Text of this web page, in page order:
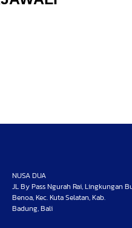
NUSA DUA
JL By Pass Ngurah Rai, Lingkungan
Benoa, Kec. Kuta Selatan, Kab.
Badung, Bali